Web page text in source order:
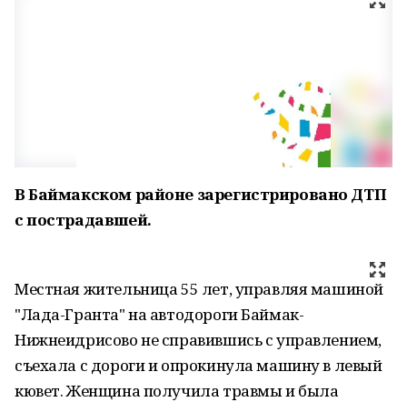
В Баймакском районе зарегистрировано ДТП
с пострадавшей.
Местная жительница 55 лет, управляя машиной
"Лада-Гранта" на автодороги Баймак-
Нижнеидрисово не справившись с управлением,
съехала с дороги и опрокинула машину в левый
кювет. Женщина получила травмы и была